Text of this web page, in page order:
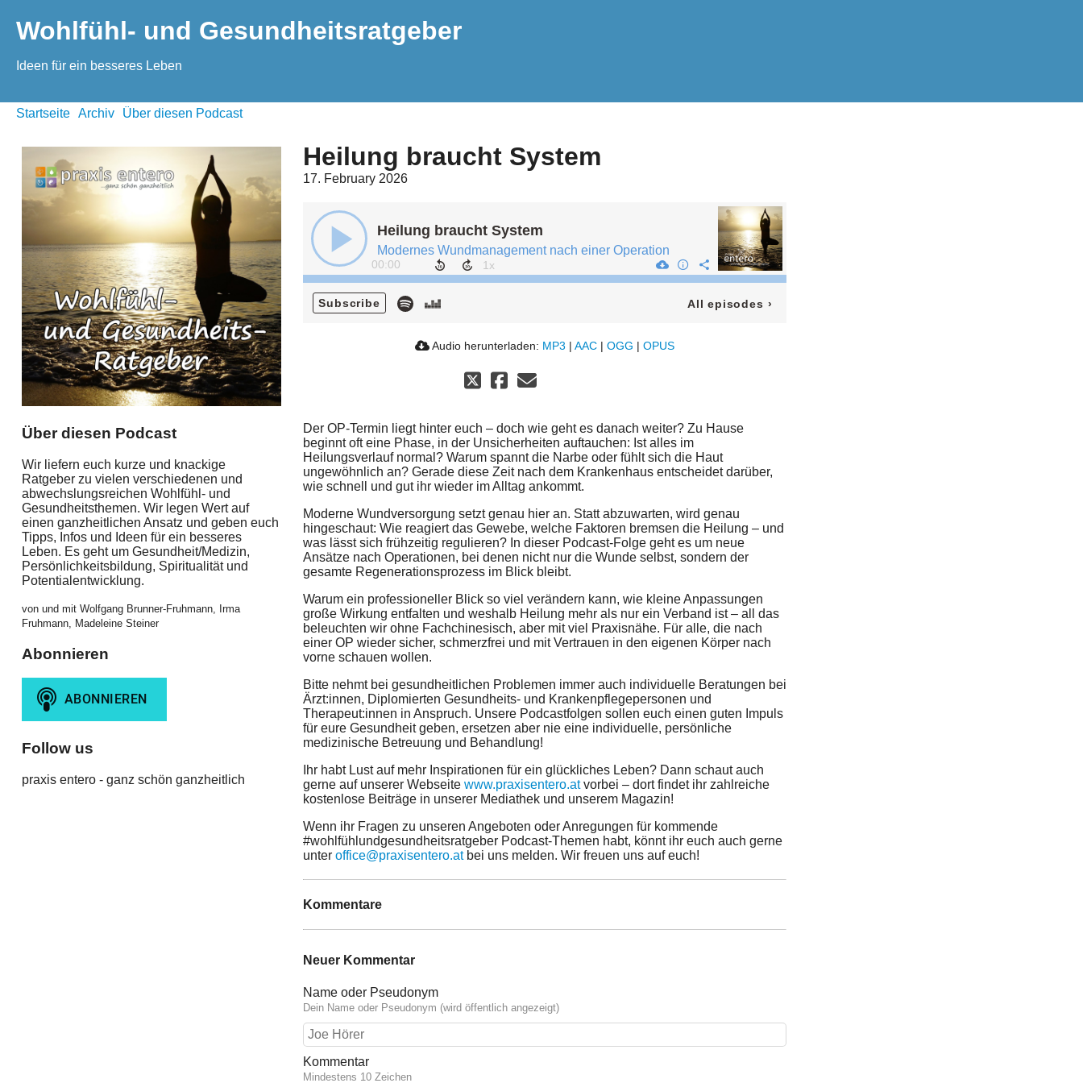
Wohlfühl- und Gesundheitsratgeber
Ideen für ein besseres Leben
Startseite Archiv Über diesen Podcast
Über diesen Podcast
Wir liefern euch kurze und knackige
Ratgeber zu vielen verschiedenen und
abwechslungsreichen Wohlfühl- und
Gesundheitsthemen. Wir legen Wert auf
einen ganzheitlichen Ansatz und geben euch
Tipps, Infos und Ideen für ein besseres
Leben. Es geht um Gesundheit/Medizin,
Persönlichkeitsbildung, Spiritualität und
Potentialentwicklung.
von und mit Wolfgang Brunner-Fruhmann, Irma
Fruhmann, Madeleine Steiner
Abonnieren
Follow us
praxis entero - ganz schön ganzheitlich
Heilung braucht System
17. February 2026
Heilung braucht System
Modernes Wundmanagement nach einer Operation
00:00
Subscribe All episodes ›
Audio herunterladen: MP3 |AAC |OGG |OPUS
Der OP-Termin liegt hinter euch – doch wie geht es danach weiter? Zu Hause
beginnt oft eine Phase, in der Unsicherheiten auftauchen: Ist alles im
Heilungsverlauf normal? Warum spannt die Narbe oder fühlt sich die Haut
ungewöhnlich an? Gerade diese Zeit nach dem Krankenhaus entscheidet darüber,
wie schnell und gut ihr wieder im Alltag ankommt.
Moderne Wundversorgung setzt genau hier an. Statt abzuwarten, wird genau
hingeschaut: Wie reagiert das Gewebe, welche Faktoren bremsen die Heilung – und
was lässt sich frühzeitig regulieren? In dieser Podcast-Folge geht es um neue
Ansätze nach Operationen, bei denen nicht nur die Wunde selbst, sondern der
gesamte Regenerationsprozess im Blick bleibt.
Warum ein professioneller Blick so viel verändern kann, wie kleine Anpassungen
große Wirkung entfalten und weshalb Heilung mehr als nur ein Verband ist – all das
beleuchten wir ohne Fachchinesisch, aber mit viel Praxisnähe. Für alle, die nach
einer OP wieder sicher, schmerzfrei und mit Vertrauen in den eigenen Körper nach
vorne schauen wollen.
Bitte nehmt bei gesundheitlichen Problemen immer auch individuelle Beratungen bei
Ärzt:innen, Diplomierten Gesundheits- und Krankenpflegepersonen und
Therapeut:innen in Anspruch. Unsere Podcastfolgen sollen euch einen guten Impuls
für eure Gesundheit geben, ersetzen aber nie eine individuelle, persönliche
medizinische Betreuung und Behandlung!
Ihr habt Lust auf mehr Inspirationen für ein glückliches Leben? Dann schaut auch
gerne auf unserer Webseitewww.praxisentero.atvorbei – dort findet ihr zahlreiche
kostenlose Beiträge in unserer Mediathek und unserem Magazin!
Wenn ihr Fragen zu unseren Angeboten oder Anregungen für kommende
#wohlfühlundgesundheitsratgeber Podcast-Themen habt, könnt ihr euch auch gerne
unteroffice@praxisentero.atbei uns melden. Wir freuen uns auf euch!
Kommentare
Neuer Kommentar
Name oder Pseudonym
Dein Name oder Pseudonym (wird öffentlich angezeigt)
Kommentar
Mindestens 10 Zeichen